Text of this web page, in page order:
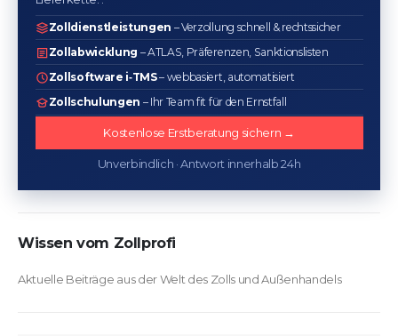
Zolldienstleistungen – Verzollung schnell & rechtssicher
Zollabwicklung – ATLAS, Präferenzen, Sanktionslisten
Zollsoftware i‑TMS– webbasiert, automatisiert
Zollschulungen – Ihr Team fit für den Ernstfall
Kostenlose Erstberatung sichern →
Unverbindlich · Antwort innerhalb 24h
Wissen vom Zollprofi
Aktuelle Beiträge aus der Welt des Zolls und Außenhandels